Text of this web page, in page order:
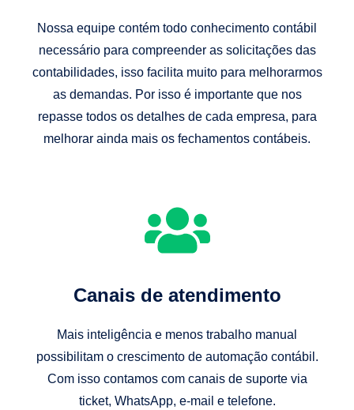
Nossa equipe contém todo conhecimento contábil
necessário para compreender as solicitações das
contabilidades, isso facilita muito para melhorarmos
as demandas. Por isso é importante que nos
repasse todos os detalhes de cada empresa, para
melhorar ainda mais os fechamentos contábeis.
Canais de atendimento
Mais inteligência e menos trabalho manual
possibilitam o crescimento de automação contábil.
Com isso contamos com canais de suporte via
ticket, WhatsApp, e-mail e telefone.